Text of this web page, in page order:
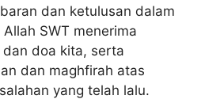
dan ketulusan dalam
SWT menerima
doa kita, serta
dan maghfirah atas
yang telah lalu.